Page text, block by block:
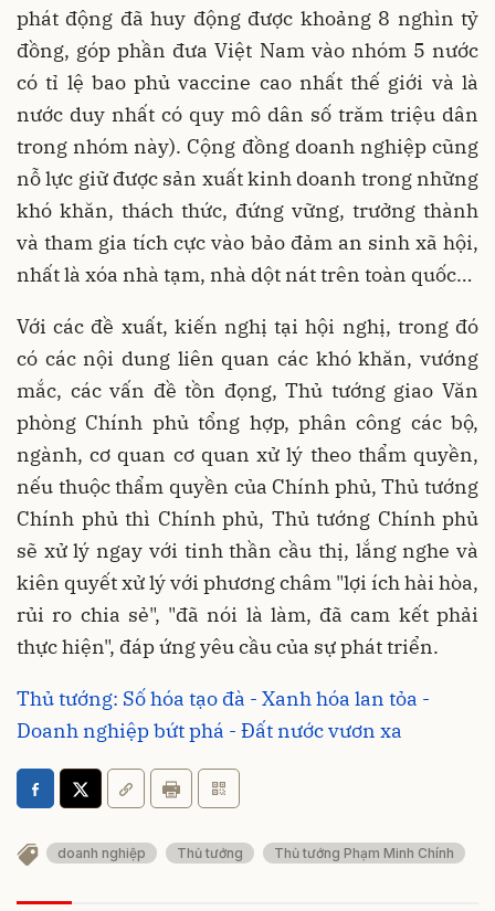
phát động đã huy động được khoảng 8 nghìn tỷ
đồng, góp phần đưa Việt Nam vào nhóm 5 nước
có tỉ lệ bao phủ vaccine cao nhất thế giới và là
nước duy nhất có quy mô dân số trăm triệu dân
trong nhóm này). Cộng đồng doanh nghiệp cũng
nỗ lực giữ được sản xuất kinh doanh trong những
khó khăn, thách thức, đứng vững, trưởng thành
và tham gia tích cực vào bảo đảm an sinh xã hội,
nhất là xóa nhà tạm, nhà dột nát trên toàn quốc…
Với các đề xuất, kiến nghị tại hội nghị, trong đó
có các nội dung liên quan các khó khăn, vướng
mắc, các vấn đề tồn đọng, Thủ tướng giao Văn
phòng Chính phủ tổng hợp, phân công các bộ,
ngành, cơ quan cơ quan xử lý theo thẩm quyền,
nếu thuộc thẩm quyền của Chính phủ, Thủ tướng
Chính phủ thì Chính phủ, Thủ tướng Chính phủ
sẽ xử lý ngay với tinh thần cầu thị, lắng nghe và
kiên quyết xử lý với phương châm "lợi ích hài hòa,
rủi ro chia sẻ", "đã nói là làm, đã cam kết phải
thực hiện", đáp ứng yêu cầu của sự phát triển.
Thủ tướng: Số hóa tạo đà - Xanh hóa lan tỏa -
Doanh nghiệp bứt phá - Đất nước vươn xa
doanh nghiệp Thủ tướng Thủ tướng Phạm Minh Chính